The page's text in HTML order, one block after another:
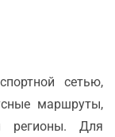
сетью,
маршруты,
регионы. Для